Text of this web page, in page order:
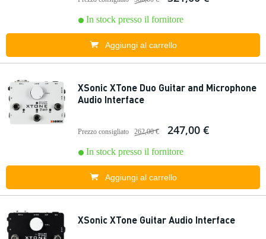
In stock presso il fornitore
Aggiungi al carrello
XSonic XTone Duo Guitar and Microphone
Audio Interface
Prezzo consigliato 262,00 € 247,00 €
In stock presso il fornitore
Aggiungi al carrello
XSonic XTone Guitar Audio Interface